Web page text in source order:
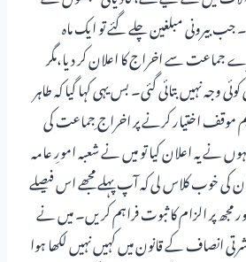
مبلغین چلے گئے تو ایک ماہ
سے اخراج کا اعلان کر دیا،مگر
وجہ نہیں بتائی گئی۔ بس یہی کہا گیا کہ طاہر
موقف اختیار کرنے پر اخراج ِجماعت کی
یہ اعلان کیا تو میں نے شعبہ امورِ عامہ
کی خوب کلاس لی کہ آپ پہلے مجھے اس فیصلے
مجھ پر الزام کا ثبوت فراہم کریں۔ میں نے
انصاف کے قانون میں کہیں نہیں لکھا ہوا